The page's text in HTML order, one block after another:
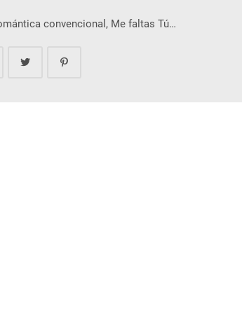
convencional, Me faltas Tú…